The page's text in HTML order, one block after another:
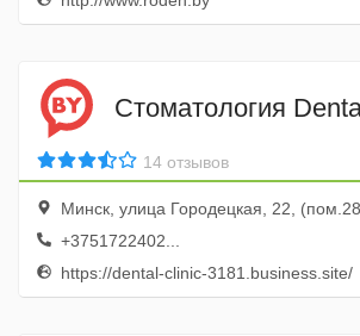
Стоматология
14 отзывов
Минск, улица Городецкая, 22,
+3751722402...
https://dental-clinic-3181.business.site/